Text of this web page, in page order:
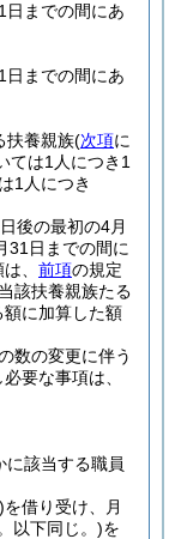
日までの間にあ
日までの間にあ
扶養親族(次項に
ては1人につき1
1人につき
後の最初の4月
31日までの間に
、 前項の規定
該扶養親族たる
に加算した額
数の変更に伴う
要な事項は、
に該当する職員
を借り受け、月
以下同じ。)を